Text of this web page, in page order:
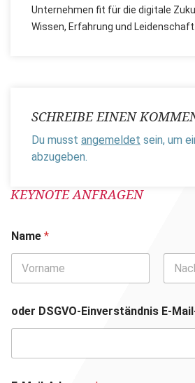
Unternehmen fit für die digitale
Wissen, Erfahrung und Leidenschaft.
SCHREIBE EINEN
Du musst angemeldet sein, um
abzugeben.
KEYNOTE ANFRAGEN
Name *
oder DSGVO-Einverständnis E-